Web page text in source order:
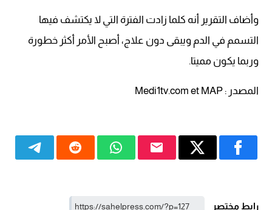
وأضاف التقرير أنه كلما زادت الفترة التي لا يكتشف فيها
التسمم في الدم ويبقى دون علاج، أصبح الأمر أكثر خطورة
وربما يكون مميتا.
المصدر : Medi1tv.com et MAP
رابط مختصر